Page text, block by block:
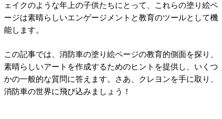
ェイクのような年上の子供たちにとって、これらの塗り絵ペ
ージは素晴らしいエンゲージメントと教育のツールとして機
能します。
この記事では、消防車の塗り絵ページの教育的側面を探り、
素晴らしいアートを作成するためのヒントを提供し、いくつ
かの一般的な質問に答えます。さあ、クレヨンを手に取り、
消防車の世界に飛び込みましょう！